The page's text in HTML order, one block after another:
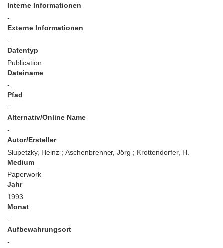
Interne Informationen
-
Externe Informationen
-
Datentyp
Publication
Dateiname
-
Pfad
-
Alternativ/Online Name
-
Autor/Ersteller
Slupetzky, Heinz ; Aschenbrenner, Jörg ; Krottendorfer, H.
Medium
Paperwork
Jahr
1993
Monat
-
Aufbewahrungsort
-